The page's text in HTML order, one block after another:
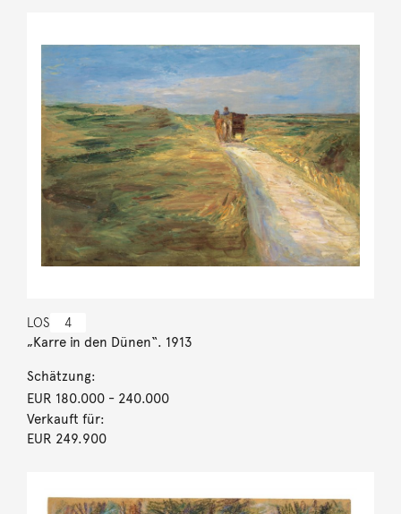
LOS 4
„Karre in den Dünen“. 1913
Schätzung:
EUR 180.000- 240.000
Verkauft für:
EUR 249.900